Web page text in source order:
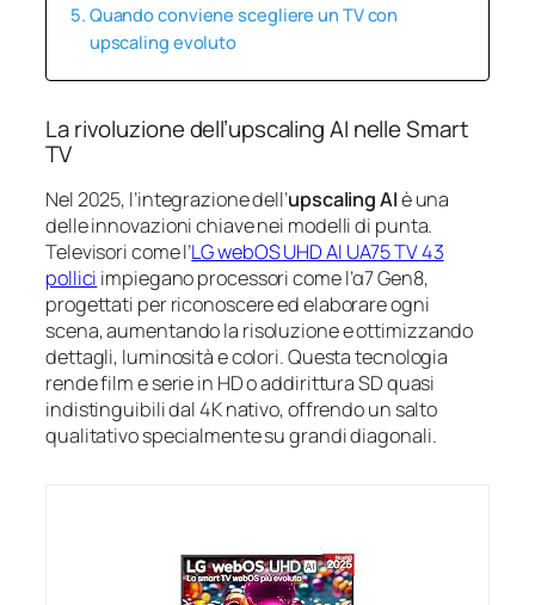
Quando conviene scegliere un TV con
upscaling evoluto
La rivoluzione dell’upscaling AI nelle Smart
TV
Nel 2025, l’integrazione dell’upscaling AIè una
delle innovazioni chiave nei modelli di punta.
Televisori come l’LG webOS UHD AI UA75 TV 43
pollici impiegano processori come l’α7 Gen8,
progettati per riconoscere ed elaborare ogni
scena, aumentando la risoluzione e ottimizzando
dettagli, luminosità e colori. Questa tecnologia
rende film e serie in HD o addirittura SD quasi
indistinguibili dal 4K nativo, offrendo un salto
qualitativo specialmente su grandi diagonali.